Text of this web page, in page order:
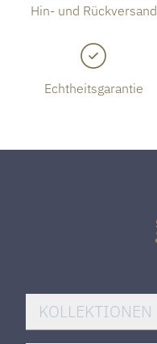
Hin- und Rückversand
Echtheitsgarantie
KOLLEKTIONEN